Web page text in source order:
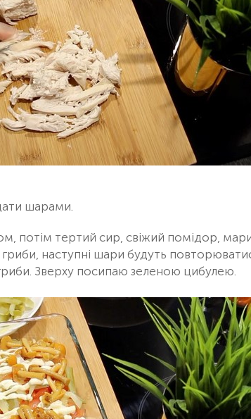
шарами.
потім тертий сир, свіжий помідор,
наступні шари будуть
Зверху посипаю зеленою цибулею.